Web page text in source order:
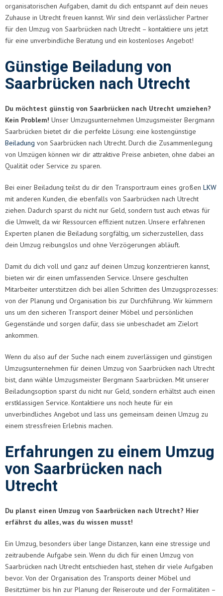
organisatorischen Aufgaben, damit du dich entspannt auf dein neues
Zuhause in Utrecht freuen kannst. Wir sind dein verlässlicher Partner
für den Umzug von Saarbrücken nach Utrecht – kontaktiere uns jetzt
für eine unverbindliche Beratung und ein kostenloses Angebot!
Günstige Beiladung von
Saarbrücken nach Utrecht
Du möchtest günstig von Saarbrücken nach Utrecht umziehen?
Kein Problem! Unser Umzugsunternehmen Umzugsmeister Bergmann
Saarbrücken bietet dir die perfekte Lösung: eine kostengünstige
Beiladung von Saarbrücken nach Utrecht. Durch die Zusammenlegung
von Umzügen können wir dir attraktive Preise anbieten, ohne dabei an
Qualität oder Service zu sparen.
Bei einer Beiladung teilst du dir den Transportraum eines großen LKW
mit anderen Kunden, die ebenfalls von Saarbrücken nach Utrecht
ziehen. Dadurch sparst du nicht nur Geld, sondern tust auch etwas für
die Umwelt, da wir Ressourcen effizient nutzen. Unsere erfahrenen
Experten planen die Beiladung sorgfältig, um sicherzustellen, dass
dein Umzug reibungslos und ohne Verzögerungen abläuft.
Damit du dich voll und ganz auf deinen Umzug konzentrieren kannst,
bieten wir dir einen umfassenden Service. Unsere geschulten
Mitarbeiter unterstützen dich bei allen Schritten des Umzugsprozesses:
von der Planung und Organisation bis zur Durchführung. Wir kümmern
uns um den sicheren Transport deiner Möbel und persönlichen
Gegenstände und sorgen dafür, dass sie unbeschadet am Zielort
ankommen.
Wenn du also auf der Suche nach einem zuverlässigen und günstigen
Umzugsunternehmen für deinen Umzug von Saarbrücken nach Utrecht
bist, dann wähle Umzugsmeister Bergmann Saarbrücken. Mit unserer
Beiladungsoption sparst du nicht nur Geld, sondern erhältst auch einen
erstklassigen Service. Kontaktiere uns noch heute für ein
unverbindliches Angebot und lass uns gemeinsam deinen Umzug zu
einem stressfreien Erlebnis machen.
Erfahrungen zu einem Umzug
von Saarbrücken nach
Utrecht
Du planst einen Umzug von Saarbrücken nach Utrecht? Hier
erfährst du alles, was du wissen musst!
Ein Umzug, besonders über lange Distanzen, kann eine stressige und
zeitraubende Aufgabe sein. Wenn du dich für einen Umzug von
Saarbrücken nach Utrecht entschieden hast, stehen dir viele Aufgaben
bevor. Von der Organisation des Transports deiner Möbel und
Besitztümer bis hin zur Planung der Reiseroute und der Formalitäten –